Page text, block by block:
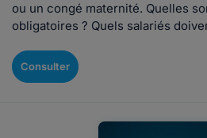
ou un congé maternité. Quelles
obligatoires ? Quels salariés
Consulter